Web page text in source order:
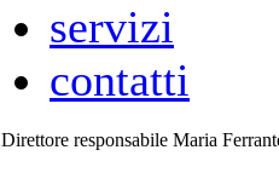
servizi
contatti
Direttore responsabile Maria